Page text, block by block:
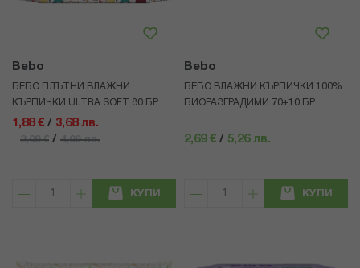
Bebo
БЕБО ПЛЪТНИ ВЛАЖНИ
КЪРПИЧКИ ULTRA SOFT 80 БР.
1,88 € / 3,68 лв.
2,09 € / 4,09 лв.
КУПИ
Bebo
БЕБО ВЛАЖНИ КЪРПИЧКИ 100%
БИОРАЗГРАДИМИ 70+10 БР.
2,69 € / 5,26 лв.
КУПИ